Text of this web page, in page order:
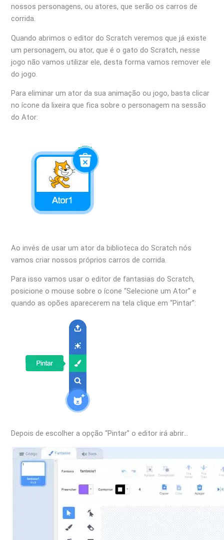
nossos personagens, ou atores, que serão os carros de
corrida.
Quando abrimos o editor do Scratch veremos que já existe
um personagem, ou ator, que é o gato do Scratch, nesse
jogo não vamos utilizar ele, desta forma vamos remover ele
do jogo.
Para eliminar um ator da sua animação ou jogo, basta clicar
no ícone da lixeira que fica sobre o personagem na sessão
do Ator:
Ao invés de usar um ator da biblioteca do Scratch nós
vamos criar nossos próprios carros de corrida.
Para isso vamos usar o editor de fantasias do Scratch,
posicione o mouse sobre o ícone “Selecione um Ator” e
quando as opões aparecerem na tela clique em “Pintar”:
Depois de escolher a opção “Pintar” o editor irá abrir…